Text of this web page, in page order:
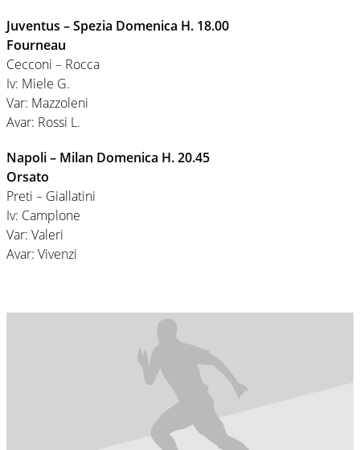
Juventus – Spezia Domenica H. 18.00
Fourneau
Cecconi – Rocca
Iv: Miele G.
Var: Mazzoleni
Avar: Rossi L.
Napoli – Milan Domenica H. 20.45
Orsato
Preti – Giallatini
Iv: Camplone
Var: Valeri
Avar: Vivenzi